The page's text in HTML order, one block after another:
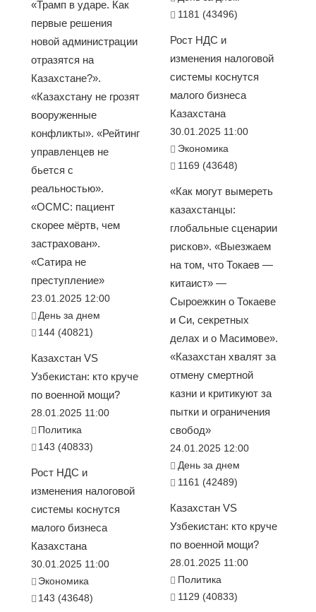
«Трамп в ударе. Как
первые решения
новой администрации
отразятся на
Казахстане?».
«Казахстану не грозят
вооруженные
конфликты». «Рейтинг
управленцев не
бьется с
реальностью».
«ОСМС: пациент
скорее мёртв, чем
застрахован».
«Сатира не
преступление»
23.01.2025 12:00
День за днем
144 (40821)
Казахстан VS
Узбекистан: кто круче
по военной мощи?
28.01.2025 11:00
Политика
143 (40833)
Рост НДС и
изменения налоговой
системы коснутся
малого бизнеса
Казахстана
30.01.2025 11:00
Экономика
143 (43648)
1181 (43496)
Рост НДС и
изменения налоговой
системы коснутся
малого бизнеса
Казахстана
30.01.2025 11:00
Экономика
1169 (43648)
«Как могут вымереть
казахстанцы:
глобальные сценарии
рисков». «Выезжаем
на том, что Токаев —
китаист» —
Сыроежкин о Токаеве
и Си, секретных
делах и о Масимове».
«Казахстан хвалят за
отмену смертной
казни и критикуют за
пытки и ограничения
свобод»
24.01.2025 12:00
День за днем
1161 (42489)
Казахстан VS
Узбекистан: кто круче
по военной мощи?
28.01.2025 11:00
Политика
1129 (40833)